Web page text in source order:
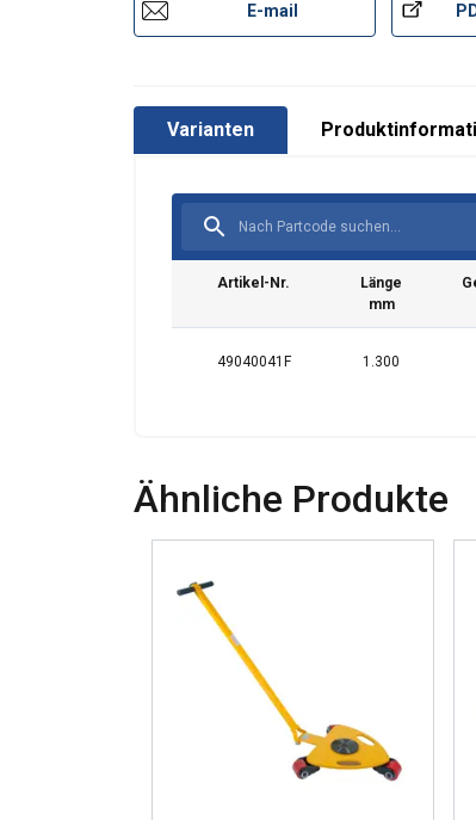
E-mail
Varianten
Artikel-Nr.
Länge
mm
49040041F 1.300
Ähnliche Produkte
Ta
wyniku